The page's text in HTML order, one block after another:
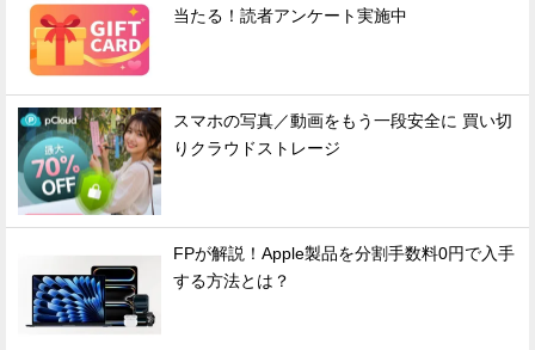
当たる！読者アンケート実施中
スマホの写真／動画をもう一段安全に 買い切
りクラウドストレージ
FPが解説！Apple製品を分割手数料0円で入手
する方法とは？